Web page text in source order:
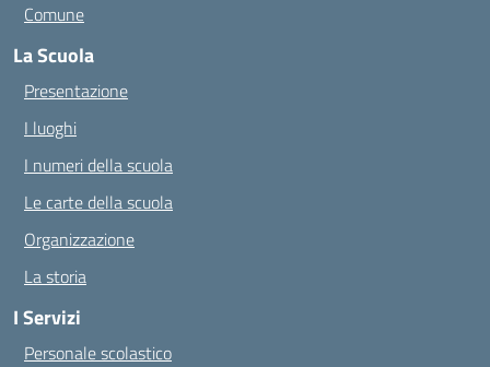
Comune
La Scuola
Presentazione
I luoghi
I numeri della scuola
Le carte della scuola
Organizzazione
La storia
I Servizi
Personale scolastico